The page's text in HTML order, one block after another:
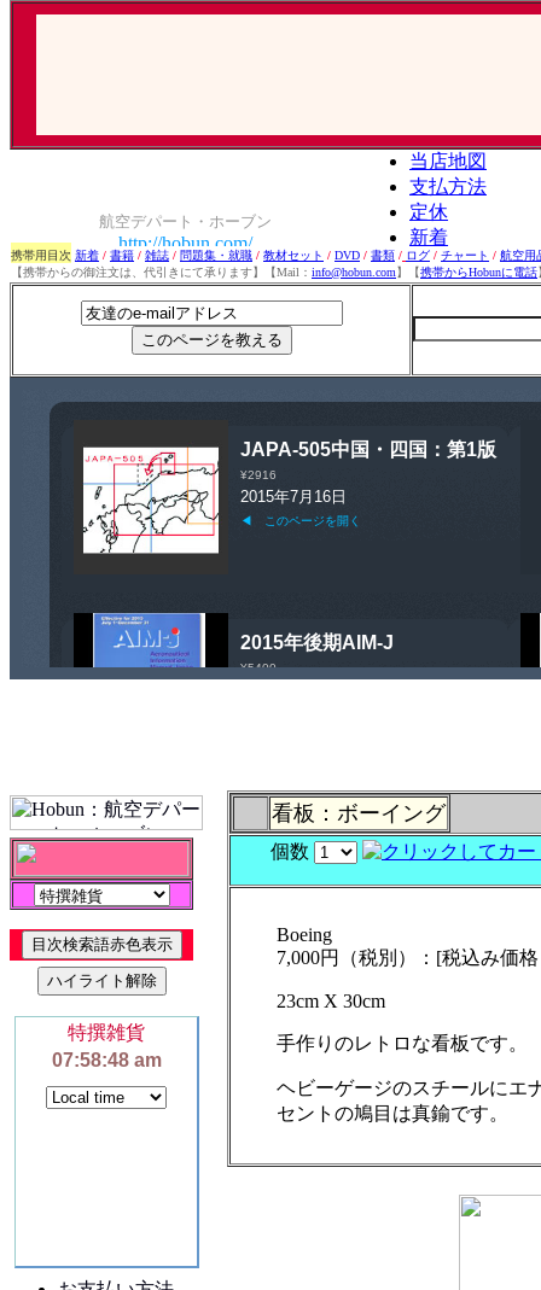
携帯用目次 新着 / 書籍 / 雑誌 / 問題集・就職 / 教材セット / DVD / 書類 / ログ / チャート / 航空用
【携帯からの御注文は、代引きにて承ります】【Mail： info@hobun.com】【携帯からHobunに電話
看板：ボーイング
個数
Boeing
7,000円（税別）：[税込み価格
23cm X 30cm
手作りのレトロな看板です。
ヘビーゲージのスチールにエ
セントの鳩目は真鍮です。